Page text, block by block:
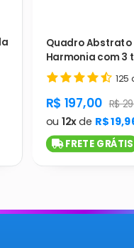
Quadro Abstrato
Harmonia com 3
125
R$ 197,00 R$
ou 12xde R$
FRETE GRÁTIS